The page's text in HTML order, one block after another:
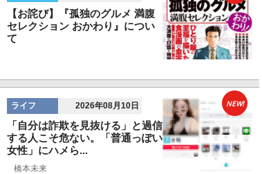
【お詫び】『孤独のグルメ 満腹
セレクション おかわり』につい
て
ライフ 2026年08月10日
「自分は詐欺を見抜ける」と過信
する人こそ危ない。「普通っぽい
女性」にハメら...
橋本未来
NEW!